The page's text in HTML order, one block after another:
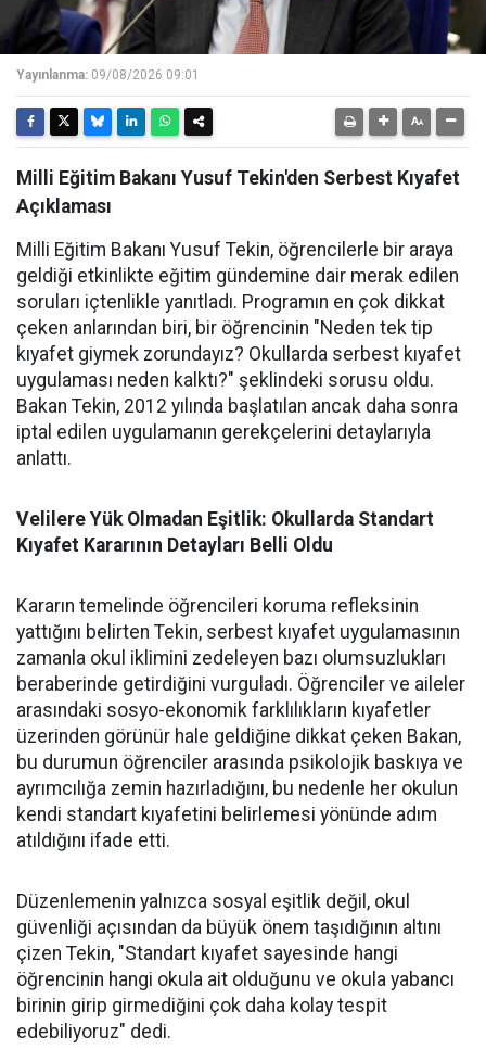
Yayınlanma: 09/08/2026 09:01
Milli Eğitim Bakanı Yusuf Tekin'den Serbest Kıyafet
Açıklaması
Milli Eğitim Bakanı Yusuf Tekin, öğrencilerle bir araya
geldiği etkinlikte eğitim gündemine dair merak edilen
soruları içtenlikle yanıtladı. Programın en çok dikkat
çeken anlarından biri, bir öğrencinin "Neden tek tip
kıyafet giymek zorundayız? Okullarda serbest kıyafet
uygulaması neden kalktı?" şeklindeki sorusu oldu.
Bakan Tekin, 2012 yılında başlatılan ancak daha sonra
iptal edilen uygulamanın gerekçelerini detaylarıyla
anlattı.
Velilere Yük Olmadan Eşitlik: Okullarda Standart
Kıyafet Kararının Detayları Belli Oldu
Kararın temelinde öğrencileri koruma refleksinin
yattığını belirten Tekin, serbest kıyafet uygulamasının
zamanla okul iklimini zedeleyen bazı olumsuzlukları
beraberinde getirdiğini vurguladı. Öğrenciler ve aileler
arasındaki sosyo-ekonomik farklılıkların kıyafetler
üzerinden görünür hale geldiğine dikkat çeken Bakan,
bu durumun öğrenciler arasında psikolojik baskıya ve
ayrımcılığa zemin hazırladığını, bu nedenle her okulun
kendi standart kıyafetini belirlemesi yönünde adım
atıldığını ifade etti.
Düzenlemenin yalnızca sosyal eşitlik değil, okul
güvenliği açısından da büyük önem taşıdığının altını
çizen Tekin, "Standart kıyafet sayesinde hangi
öğrencinin hangi okula ait olduğunu ve okula yabancı
birinin girip girmediğini çok daha kolay tespit
edebiliyoruz" dedi.